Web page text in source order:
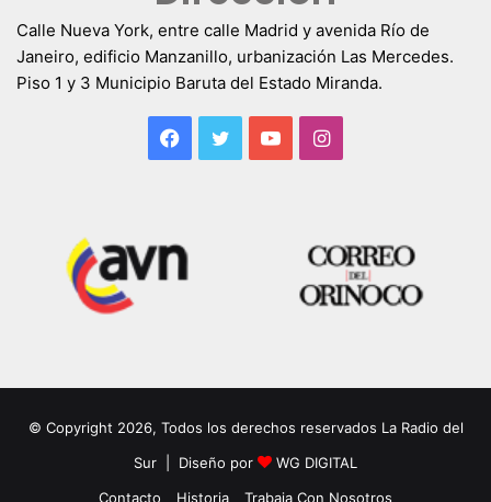
Calle Nueva York, entre calle Madrid y avenida Río de
Janeiro, edificio Manzanillo, urbanización Las Mercedes.
Piso 1 y 3 Municipio Baruta del Estado Miranda.
Facebook
TwitterYouTubeInstagram
© Copyright 2026, Todos los derechos reservados La Radio del
Sur | Diseño por
WG DIGITAL
Contacto
Historia Trabaja Con Nosotros